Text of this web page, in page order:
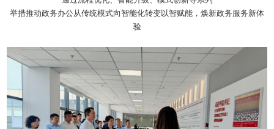
举措推动政务办公从传统模式向智能化转变以智赋能，焕新政务服务新体
验